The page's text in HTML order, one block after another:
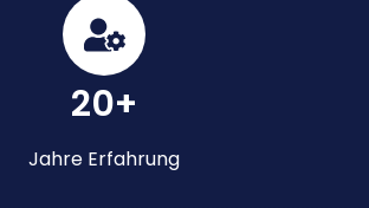
20+
Jahre Erfahrung